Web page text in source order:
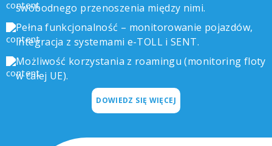
swobodnego przenoszenia między nimi.
Pełna funkcjonalność – monitorowanie pojazdów,
integracja z systemami e-TOLL i SENT.
Możliwość korzystania z roamingu (monitoring floty
w całej UE).
DOWIEDZ SIĘ WIĘCEJ